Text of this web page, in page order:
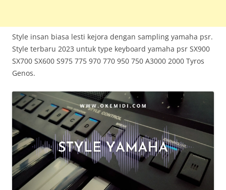
Style insan biasa lesti kejora dengan sampling yamaha psr.
Style terbaru 2023 untuk type keyboard yamaha psr SX900
SX700 SX600 S975 775 970 770 950 750 A3000 2000 Tyros
Genos.